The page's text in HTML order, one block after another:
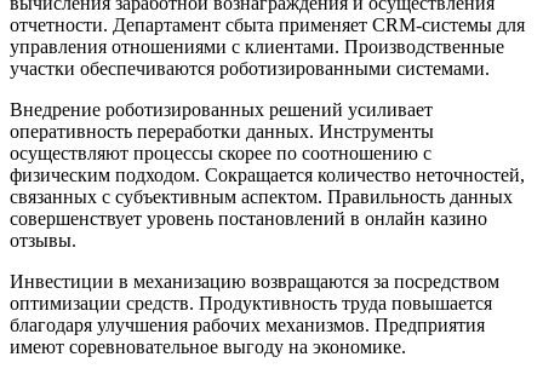
отчетности. Департамент сбыта применяет CRM-системы для
управления отношениями с клиентами. Производственные
участки обеспечиваются роботизированными системами.
Внедрение роботизированных решений усиливает
оперативность переработки данных. Инструменты
осуществляют процессы скорее по соотношению с
физическим подходом. Сокращается количество неточностей,
связанных с субъективным аспектом. Правильность данных
совершенствует уровень постановлений в онлайн казино
отзывы.
Инвестиции в механизацию возвращаются за посредством
оптимизации средств. Продуктивность труда повышается
благодаря улучшения рабочих механизмов. Предприятия
имеют соревновательное выгоду на экономике.